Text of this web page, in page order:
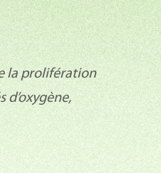
la prolifération